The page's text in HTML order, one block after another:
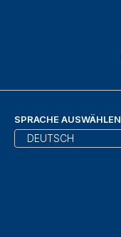
SPRACHE AUSWÄHLEN